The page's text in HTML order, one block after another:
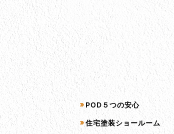
サービス一覧
POD５つの安心
住宅塗装ショールーム